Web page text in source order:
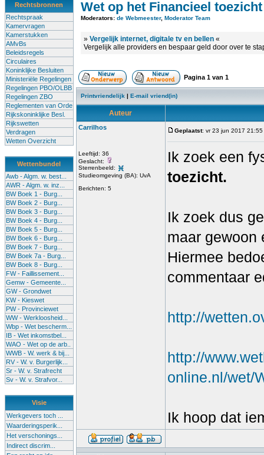
Rechtsbronnen
Rechtspraak
Kamervragen
Kamerstukken
AMvBs
Beleidsregels
Circulaires
Koninklijke Besluiten
Ministeriële Regelingen
Regelingen PBO/OLBB
Regelingen ZBO
Reglementen van Orde
Rijkskoninklijke Besl.
Rijkswetten
Verdragen
Wetten Overzicht
Wettenbundel
Awb - Algm. w. best...
AWR - Algm. w. inz...
BW Boek 1 - Burg...
BW Boek 2 - Burg...
BW Boek 3 - Burg...
BW Boek 4 - Burg...
BW Boek 5 - Burg...
BW Boek 6 - Burg...
BW Boek 7 - Burg...
BW Boek 7a - Burg...
BW Boek 8 - Burg...
FW - Faillissement...
Gemw - Gemeente...
GW - Grondwet
KW - Kieswet
PW - Provinciewet
WW - Werkloosheid...
Wbp - Wet bescherm...
IB - Wet inkomstbel...
WAO - Wet op de arb..
WWB - W. werk & bij...
RV - W. v. Burgerlijk...
Sr - W. v. Strafrecht
Sv - W. v. Strafvor...
Visie
Werkgevers toch ...
Waarderingsperik...
Het verschonings...
Indirect discrim...
Wet op het Financieel toezicht
Moderators: de Webmeester, Moderator Team
» Vergelijk internet, digitale tv en bellen «
Vergelijk alle providers en bespaar geld door over te
Pagina 1 van 1
Printvriendelijk | E-mail vriend(in)
Auteur
Carrilhos
Leeftijd: 36
Geslacht:
Sterrenbeeld:
Studieomgeving (BA): UvA
Berichten: 5
Geplaatst: vr 23 jun 2017 21:55
Ik zoek een
toezicht.
Ik zoek dus
maar
Hiermee
commentaar
http://
http://
online.nl/wet/
Ik hoop dat